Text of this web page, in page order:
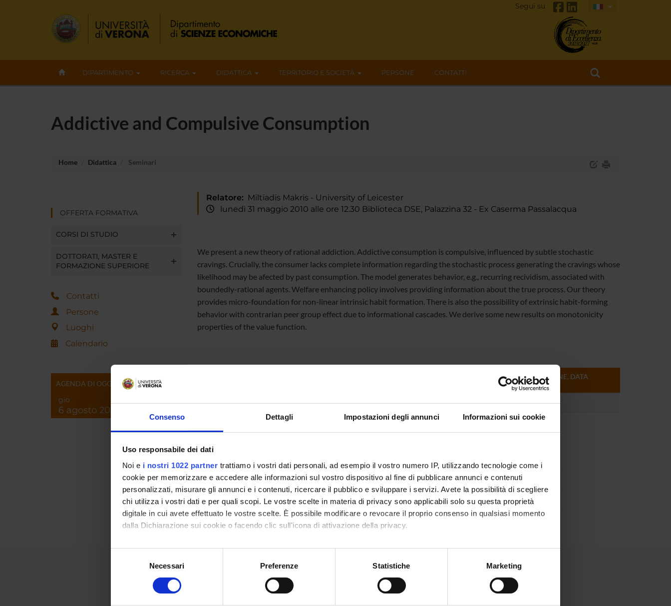
Consenso Dettagli Impostazioni degli annunci Informazioni sui cookie
Uso responsabile dei dati
Noi e i nostri 1022 partner trattiamo i vostri dati personali, ad esempio il vostro numero IP, utilizzando tecnologie come i
cookie per memorizzare e accedere alle informazioni sul vostro dispositivo al fine di pubblicare annunci e contenuti
personalizzati, misurare gli annunci e i contenuti, ricercare il pubblico e sviluppare i servizi. Avete la possibilità di scegliere
chi utilizza i vostri dati e per quali scopi. Le vostre scelte in materia di privacy sono applicabili solo su questa proprietà
digitale in cui avete effettuato le vostre scelte. È possibile modificare o revocare il proprio consenso in qualsiasi momento
dalla Dichiarazione sui cookie o facendo clic sull'icona di attivazione della privacy.
Con il tuo consenso, vorremmo anche:
raccogliere informazioni sulla tua posizione geografica, con un'approssimazione di qualche metro,
digitali).
Necessari Preferenze Statistiche Marketing
Segui su
DIPARTIMENTO RICERCA DIDATTICA TERRITORIO E SOCIETÀ PERSONE CONTATTI
Addictive and Compulsive Consumption
Home Didattica Seminari
OFFERTA FORMATIVA
CORSI DI STUDIO
DOTTORATI, MASTER E
FORMAZIONE SUPERIORE
Contatti
Persone
Luoghi
Calendario
AGENDA DI OGGI
gio
6 agosto 2026
Relatore: Miltiadis Makris - University of Leicester
lunedì 31 maggio 2010 alle ore 12.30 Biblioteca DSE, Palazzina 32 - Ex Caserma Passalacqua
We present a new theory of rational addiction. Addictive consumption is compulsive, influenced by subtle stochastic
cravings. Crucially, the consumer lacks complete information regarding the stochastic process generating the cravings whose
likelihood may be afected by past consumption. The model generates behavior, e.g., recurring recividism, associated with
boundedly-rational agents. Welfare enhancing policy involves providing information about the true process. Our theory
provides micro-foundation for non-linear intrinsic habit formation. There is also the possibility of extrinsic habit-forming
behavior with contrarian peer group effect due to informational cascades. We derive some new results on monotonicity
properties of the value function.
FORMATO (LINGUA, DIMENSIONE, DATA
PUBBLICAZIONE)
file pdf (it, 283 KB, 28/05/10)
Referente esterno
Data pubblicazione 5 febbraio 2010